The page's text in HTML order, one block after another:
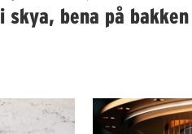
skya, bena på bakken